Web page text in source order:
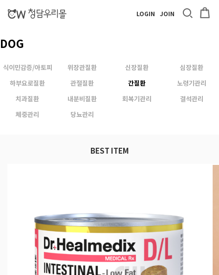
LOGIN JOIN
DOG
식이민감증/아토피 위장관질환 신장질환
심장질환
하부요로질환
관절질환 간질환
노령기관리
치과질환
내분비질환 회복기관리
결석관리
체중관리
당뇨관리
BEST ITEM